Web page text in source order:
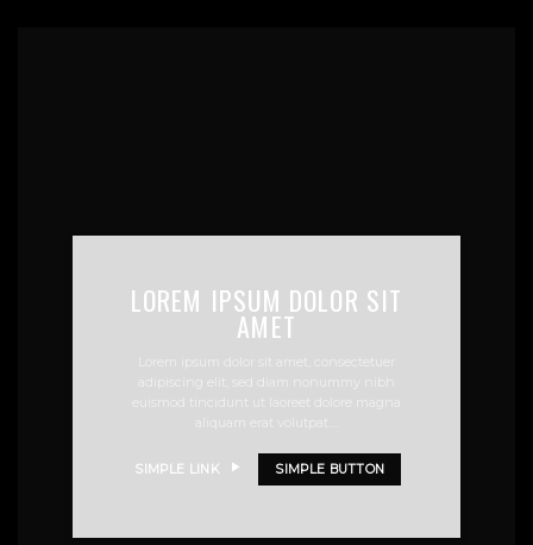
LOREM IPSUM DOLOR SIT
AMET
SIMPLE LINK SIMPLE BUTTON